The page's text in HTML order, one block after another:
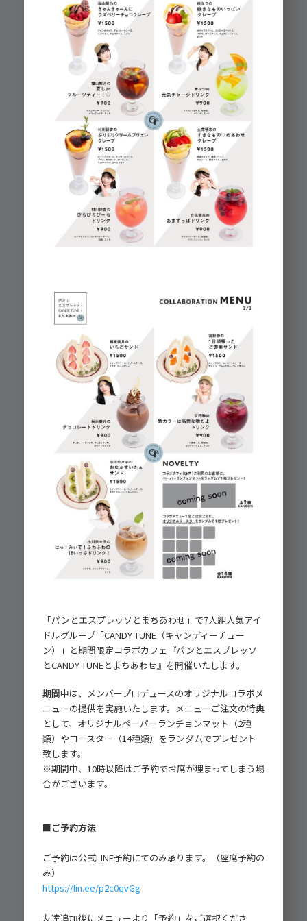
「パンとエスプレッソとまちあわせ」で7人組人気アイ
ドルグループ「CANDY TUNE（キャンディーチュー
ン）」と期間限定コラボカフェ『パンとエスプレッソ
とCANDY TUNEとまちあわせ』を開催いたします。
期間中は、メンバープロデュースのオリジナルコラボメ
ニューの提供を実施いたします。メニューご注文の特典
として、オリジナルペーパーランチョンマット（2種
類）やコースター（14種類）をランダムでプレゼント
致します。
※期間中、10時以降はご予約でお席が埋まってしまう場
合がございます。
■ご予約方法
ご予約は公式LINE予約にてのみ承ります。（座席予約の
み）
https://lin.ee/p2c0qvGg
友達追加後にメニューより「予約」をご選択くださ